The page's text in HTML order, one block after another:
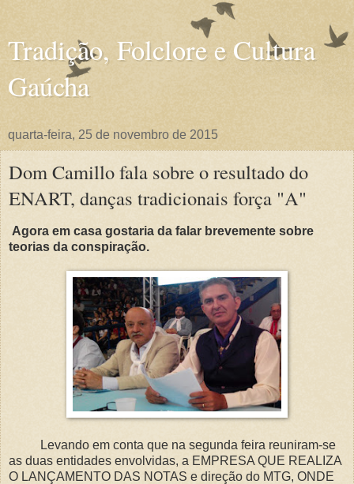
Tradição, Folclore e Cultura
Gaúcha
quarta-feira, 25 de novembro de 2015
Dom Camillo fala sobre o resultado do
ENART, danças tradicionais força "A"
Agora em casa gostaria da falar brevemente sobre
teorias da conspiração.
Levando em conta que na segunda feira reuniram-se
as duas entidades envolvidas, a EMPRESA QUE REALIZA
O LANÇAMENTO DAS NOTAS e direção do MTG, ONDE